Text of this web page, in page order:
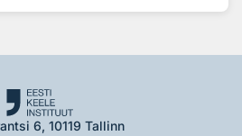
6, 10119 Tallinn